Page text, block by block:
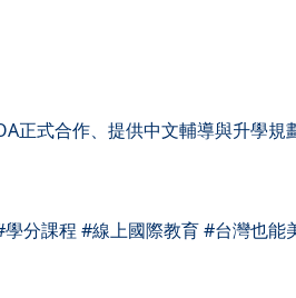
正式合作、提供中文輔導與升學規
分課程 #線上國際教育 #台灣也能